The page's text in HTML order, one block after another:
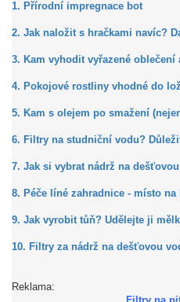
1. Přírodní impregnace bot
2. Jak naložit s hračkami navíc?
3. Kam vyhodit vyřazené oblečení
4. Pokojové rostliny vhodné do
5. Kam s olejem po smažení
6. Filtry na studniční vodu?
7. Jak si vybrat nádrž na
8. Péče líné zahradnice - místo
9. Jak vyrobit tůň? Udělejte ji
10. Filtry za nádrž na dešťovou
Reklama: